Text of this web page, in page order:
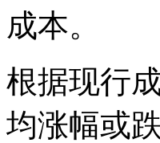
成本。
根据现行
均涨幅或